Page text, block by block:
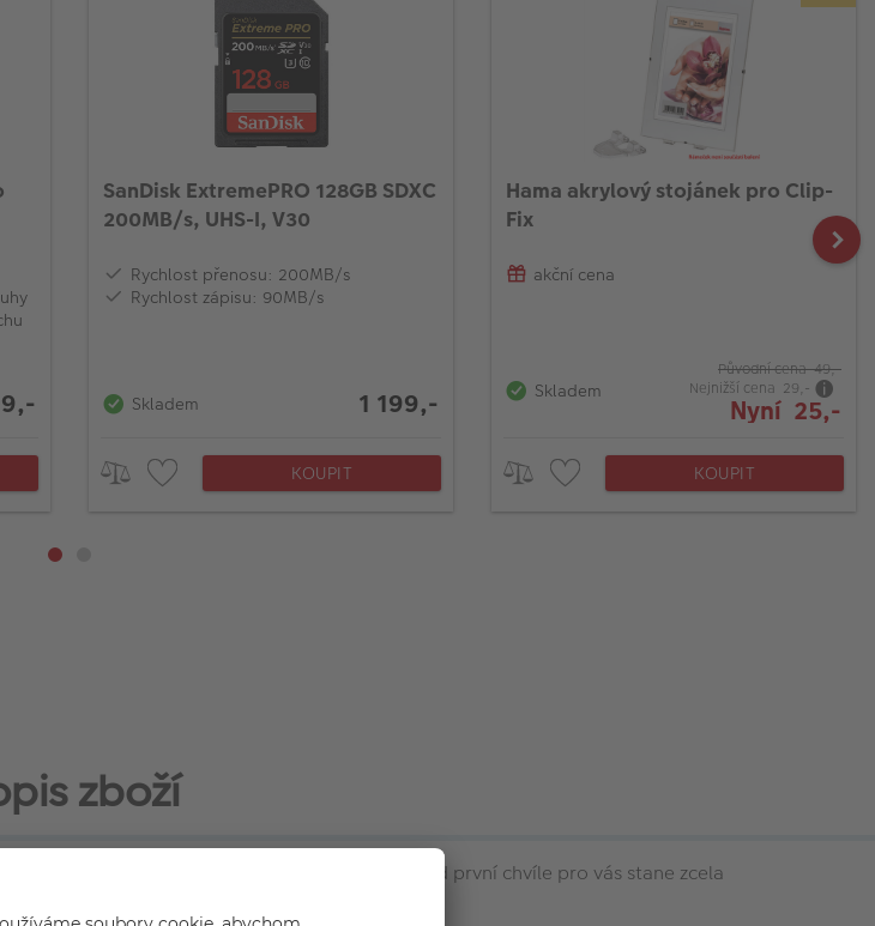
SanDisk ExtremePRO 128GB SDXC
200MB/s, UHS-I, V30
Rychlost přenosu: 200MB/s
Rychlost zápisu: 90MB/s
Skladem 1 199,-
KOUPIT
Hama akrylový stojánek pro Clip-
Fix
akční cena
Skladem
Původní cena 49,-
Nejnižší cena 29,-
Nyní 25,-
KOUPIT
zboží
a broadcastovou kvalitou zvuku, který se už od první chvíle pro vás stane zcela
také podcastů